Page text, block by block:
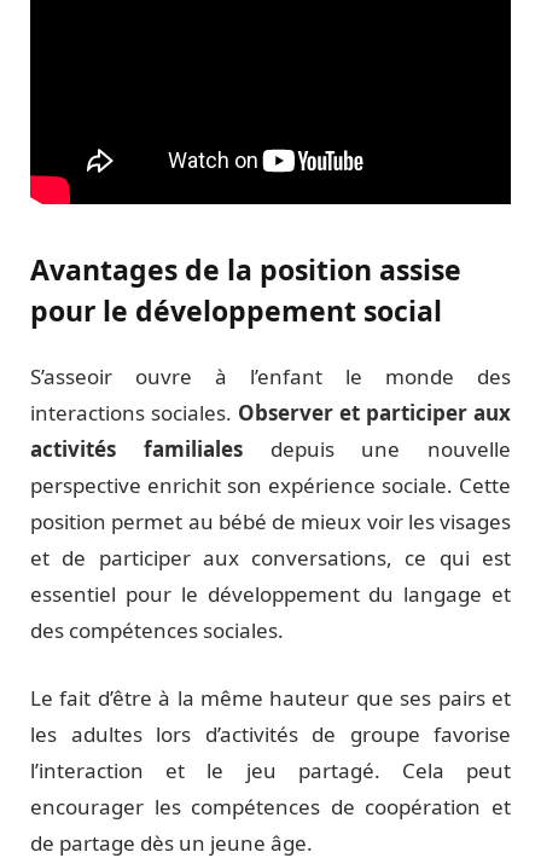
Avantages de la position assise
pour le développement social
S’asseoir ouvre à l’enfant le monde des
interactions sociales. Observer et participer aux
activités familialesdepuis une nouvelle
perspective enrichit son expérience sociale. Cette
position permet au bébé de mieux voir les visages
et de participer aux conversations, ce qui est
essentiel pour le développement du langage et
des compétences sociales.
Le fait d’être à la même hauteur que ses pairs et
les adultes lors d’activités de groupe favorise
l’interaction et le jeu partagé. Cela peut
encourager les compétences de coopération et
de partage dès un jeune âge.